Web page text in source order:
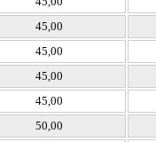
45,00
45,00
45,00
45,00
50,00